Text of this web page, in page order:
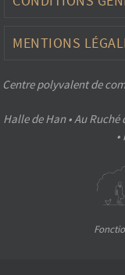
MENTIONS
Centre polyvalent de
Halle de Han • Au Ruché